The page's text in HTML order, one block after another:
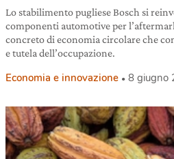
Lo stabilimento pugliese Bosch si
componenti automotive per
concreto di economia circolare che
e tutela dell’occupazione.
Economia e innovazione 8 giugno